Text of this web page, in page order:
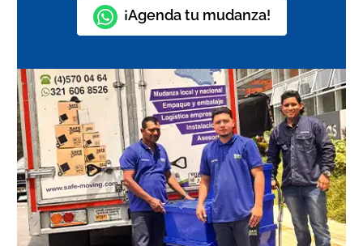
¡Agenda tu mudanza!